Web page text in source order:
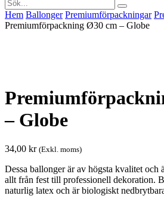
Hem Ballonger Premium­förpackningar
Premiumförpackning Ø30 cm – Globe
– Globe
34,00 kr (Exkl. moms)
Dessa ballonger är av högsta kvalitet och
allt från fest till professionell dekoration.
naturlig latex och är biologiskt